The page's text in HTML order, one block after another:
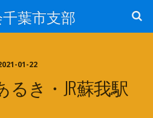
葉市支部
01-22
るき・JR蘇我駅